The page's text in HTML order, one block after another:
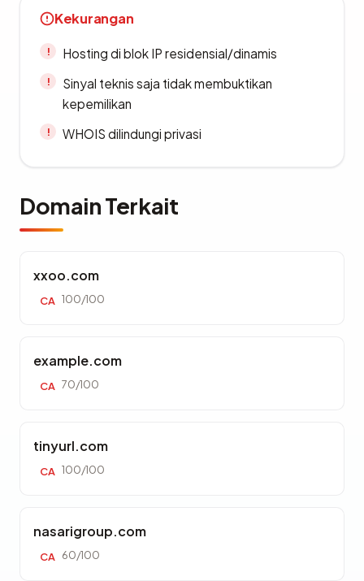
Kekurangan
Hosting di blok IP residensial/dinamis
Sinyal teknis saja tidak membuktikan
kepemilikan
WHOIS dilindungi privasi
Domain Terkait
xxoo.com
CA 100/100
example.com
CA 70/100
tinyurl.com
CA 100/100
nasarigroup.com
CA 60/100